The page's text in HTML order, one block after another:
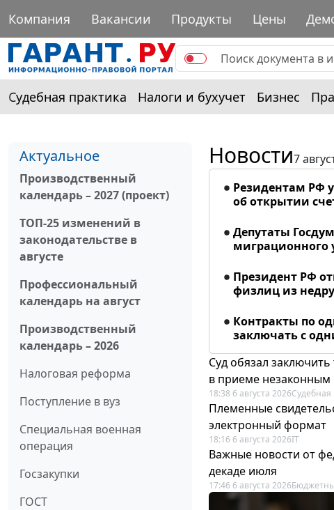
Компания Вакансии Продукты Цены
Судебная практика Налоги и бухучет Бизнес
Актуальное
Производственный
календарь – 2027 (проект)
ТОП-25 изменений в
законодательстве в
августе
Профессиональный
календарь на август
Производственный
календарь – 2026
Налоговая реформа
Поступление в вуз
Специальная военная
операция
Госзакупки
ГОСТ
Новости7
Резидентам РФ
об открытии
Депутаты
миграционного
Президент РФ
физлиц из
Контракты по
заключать с
Суд обязал
в приеме незаконным
18:38 6 августа 2026Судебная
Племенные
электронный формат
18:16 6 августа 2026IT
Важные новости от
декаде июля
17:46 6 августа 2026